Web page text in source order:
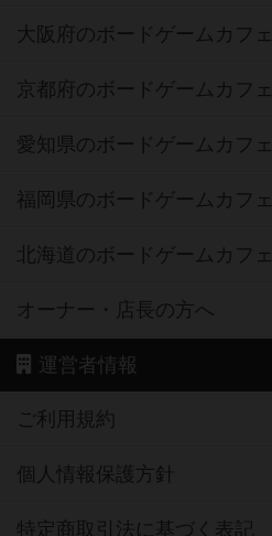
大阪府のボードゲームカフェ
京都府のボードゲームカフェ
愛知県のボードゲームカフェ
福岡県のボードゲームカフェ
北海道のボードゲームカフェ
オーナー・店長の方へ
運営者情報
ご利用規約
個人情報保護方針
特定商取引法に基づく表記